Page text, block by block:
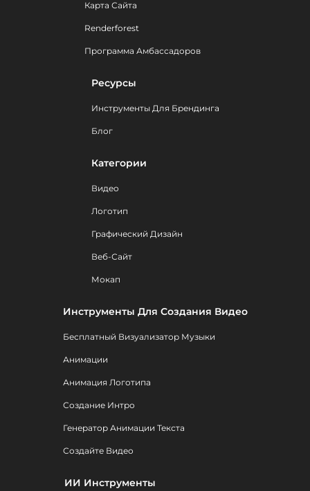
Карта Сайта
Renderforest
Программа Амбассадоров
Ресурсы
Инструменты Для Брендинга
Блог
Категории
Видео
Логотип
Графический Дизайн
Веб-Сайт
Мокап
Инструменты Для Создания Видео
Бесплатный Визуализатор Музыки
Анимации
Анимация Логотипа
Создание Интро
Генератор Анимации Текста
Создайте Видео
ИИ Инструменты